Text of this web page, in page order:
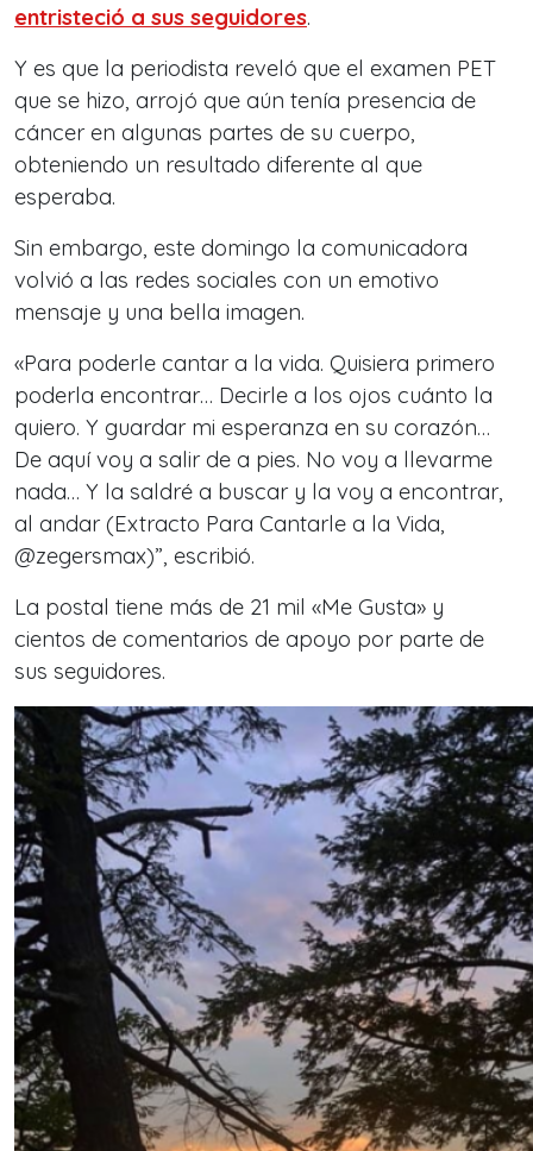
entristeció a sus seguidores.
Y es que la periodista reveló que el examen PET
que se hizo, arrojó que aún tenía presencia de
cáncer en algunas partes de su cuerpo,
obteniendo un resultado diferente al que
esperaba.
Sin embargo, este domingo la comunicadora
volvió a las redes sociales con un emotivo
mensaje y una bella imagen.
«Para poderle cantar a la vida. Quisiera primero
poderla encontrar… Decirle a los ojos cuánto la
quiero. Y guardar mi esperanza en su corazón…
De aquí voy a salir de a pies. No voy a llevarme
nada… Y la saldré a buscar y la voy a encontrar,
al andar (Extracto Para Cantarle a la Vida,
@zegersmax)”, escribió.
La postal tiene más de 21 mil «Me Gusta» y
cientos de comentarios de apoyo por parte de
sus seguidores.